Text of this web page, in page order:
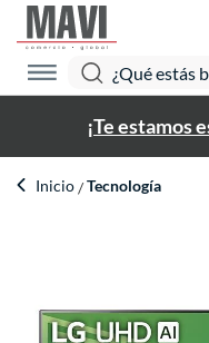
¡Te estamos
Inicio Tecnología